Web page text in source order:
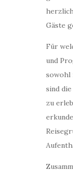
Gäste
Für
und
sowohl
sind
zu